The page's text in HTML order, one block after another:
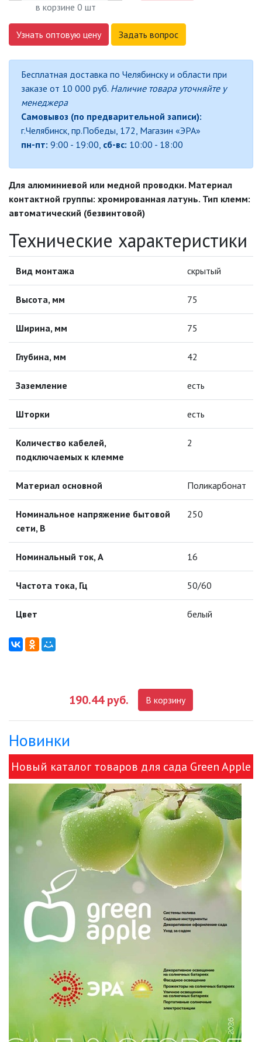
ДЕКОРАТИВНЫЕ СВЕТИЛЬНИКИ
ИЗОЛЯЦИОННАЯ ЛЕНТА
ИНФРАКРАСНЫЕ ЛАМПЫ
ИСТОЧНИКИ СВЕТА
КАБЕЛЬ
ЛЕНТЫ СВЕТОДИОДНЫЕ (LED
ЛЕНТЫ)
СВЕТИЛЬНИКИ
ЛЮСТРЫ
МОДУЛЬНЫЕ СИСТЕМЫ
ОСВЕЩЕНИЯ (LED МОДУЛИ)
НАСТОЛЬНЫЕ СВЕТИЛЬНИКИ
НИЗКОВОЛЬТНОЕ
ОБОРУДОВАНИЕ
ОТВЕРТКИ
ПОДВЕСНЫЕ ЛОФТ
СВЕТИЛЬНИКИ
СЕТЕВЫЕ ФИЛЬТРЫ, СИЛОВЫЕ
РАЗЪЕМЫ И УДЛИНИТЕЛИ,
ТРОЙНИКИ И КОЛОДКИ, ВИЛКИ
СТАБИЛИЗАТОРЫ НАПРЯЖЕНИЯ
ТОЧЕЧНЫЕ СВЕТИЛЬНИКИ
УЛИЧНОЕ ОСВЕЩЕНИЕ НА
СОЛНЕЧНЫХ БАТАРЕЯХ
УЛИЧНЫЕ СВЕТИЛЬНИКИ
ЭЛЕКТРОЗВОНКИ И АКСЕССУАРЫ
ЭЛЕКТРОУСТАНОВОЧНЫЕ
ИЗДЕЛИЯ
ЛЮКИ
РОЗЕТКИ И ВЫКЛЮЧАТЕЛИ
в корзине 0 шт
Узнать оптовую цену Задать вопрос
Бесплатная доставка по Челябинску и области при
заказе от 10 000 руб. Наличие товара уточняйте у
менеджера
Самовывоз (по предварительной записи):
г.Челябинск, пр.Победы, 172, Магазин «ЭРА»
пн-пт: 9:00 - 19:00, сб-вс: 10:00 - 18:00
Для алюминиевой или медной проводки. Материал
контактной группы: хромированная латунь. Тип клемм:
автоматический (безвинтовой)
Технические характеристики
Вид монтажа скрытый
Высота, мм 75
Ширина, мм 75
Глубина, мм 42
Заземление есть
Шторки есть
Количество кабелей,
подключаемых к клемме
2
Материал основной Поликарбонат
Номинальное напряжение бытовой
сети, В
250
Номинальный ток, А 16
Частота тока, Гц 50/60
Цвет белый
190.44 руб. В корзину
Новинки
Новый каталог товаров для сада Green Apple
и ЭРА!